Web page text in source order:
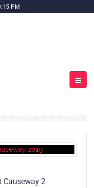
PM
Causeway 2